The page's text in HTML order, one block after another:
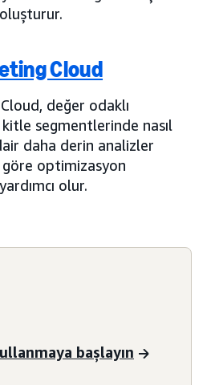
Cloud
değer odaklı
kitle segmentlerinde nasıl
daha derin analizler
göre optimizasyon
olur.
başlayın